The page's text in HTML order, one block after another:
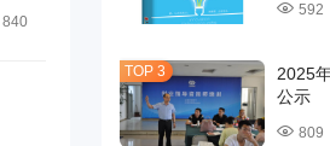
840
592
2025
公示
809